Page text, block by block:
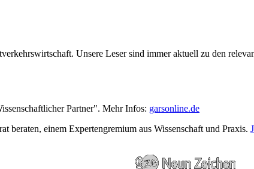
Unsere Leser sind immer aktuell zu den
Partner". Mehr Infos: garsonline.de
beraten, einem Expertengremium aus Wissenschaft und Praxis.